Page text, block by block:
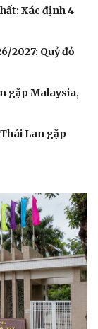
Xác định 4
2027: Quỷ đỏ
gặp Malaysia,
Lan gặp